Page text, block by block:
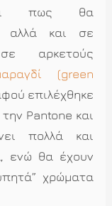
πως θα
αλλά και σε
αρκετούς
(green
επιλέχθηκε
Pantone και
πολλά και
ενώ θα έχουν
χρώματα